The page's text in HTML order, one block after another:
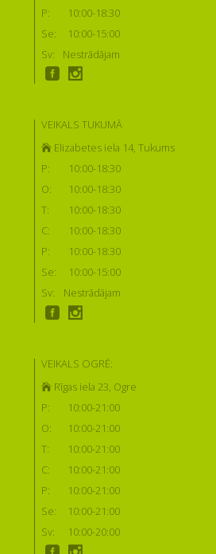
P:
10:00-18:30
Se:
10:00-15:00
Sv:
Nestrādājam
VEIKALS TUKUMĀ
Elizabetes iela 14, Tukums
P:
10:00-18:30
O:
10:00-18:30
T:
10:00-18:30
C:
10:00-18:30
P:
10:00-18:30
Se:
10:00-15:00
Sv:
Nestrādājam
VEIKALS OGRĒ:
Rīgas iela 23, Ogre
P:
10:00-21:00
O:
10:00-21:00
T:
10:00-21:00
C:
10:00-21:00
P:
10:00-21:00
Se:
10:00-21:00
Sv:
10:00-20:00